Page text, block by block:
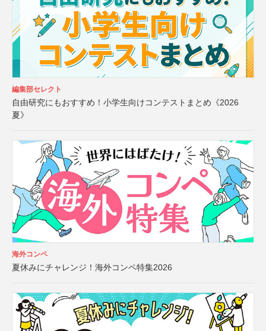
編集部セレクト
自由研究にもおすすめ！小学生向けコンテストまとめ《2026
夏》
海外コンペ
夏休みにチャレンジ！海外コンペ特集2026